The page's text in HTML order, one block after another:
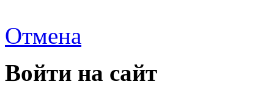
Отмена
Войти на сайт